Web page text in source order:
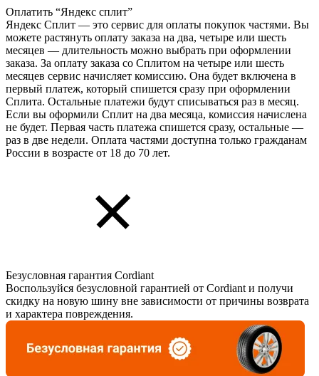
Оплатить “Яндекс сплит”
Яндекс Cплит — это сервис для оплаты покупок частями. Вы
можете растянуть оплату заказа на два, четыре или шесть
месяцев — длительность можно выбрать при оформлении
заказа. За оплату заказа со Сплитом на четыре или шесть
месяцев сервис начисляет комиссию. Она будет включена в
первый платеж, который спишется сразу при оформлении
Сплита. Остальные платежи будут списываться раз в месяц.
Если вы оформили Сплит на два месяца, комиссия начислена
не будет. Первая часть платежа спишется сразу, остальные —
раз в две недели. Оплата частями доступна только гражданам
России в возрасте от 18 до 70 лет.
Безусловная гарантия Cordiant
Воспользуйся безусловной гарантией от Cordiant и получи
скидку на новую шину вне зависимости от причины возврата
и характера повреждения.